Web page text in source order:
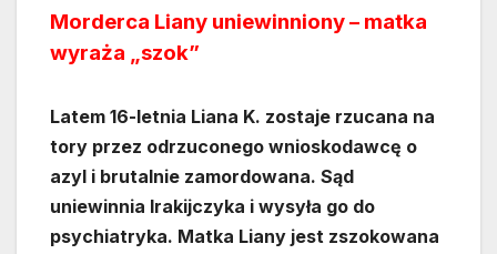
Morderca Liany uniewinniony – matka
wyraża „szok”
Latem 16-letnia Liana K. zostaje rzucana na
tory przez odrzuconego wnioskodawcę o
azyl i brutalnie zamordowana. Sąd
uniewinnia Irakijczyka i wysyła go do
psychiatryka. Matka Liany jest zszokowana